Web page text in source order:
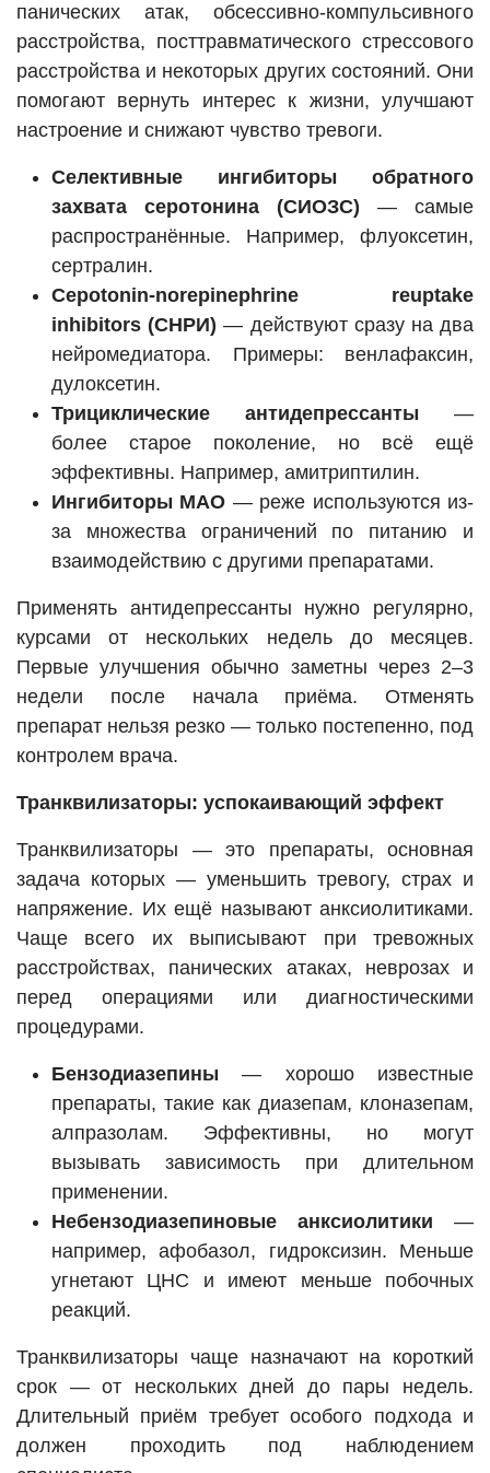
панических атак, обсессивно-компульсивного
расстройства, посттравматического стрессового
расстройства и некоторых других состояний. Они
помогают вернуть интерес к жизни, улучшают
настроение и снижают чувство тревоги.
Селективные ингибиторы обратного
захвата серотонина (СИОЗС) — самые
распространённые. Например, флуоксетин,
сертралин.
Серotonin-norepinephrine reuptake
inhibitors (СНРИ) — действуют сразу на два
нейромедиатора. Примеры: венлафаксин,
дулоксетин.
Трициклические антидепрессанты —
более старое поколение, но всё ещё
эффективны. Например, амитриптилин.
Ингибиторы МАО — реже используются из-
за множества ограничений по питанию и
взаимодействию с другими препаратами.
Применять антидепрессанты нужно регулярно,
курсами от нескольких недель до месяцев.
Первые улучшения обычно заметны через 2–3
недели после начала приёма. Отменять
препарат нельзя резко — только постепенно, под
контролем врача.
Транквилизаторы: успокаивающий эффект
Транквилизаторы — это препараты, основная
задача которых — уменьшить тревогу, страх и
напряжение. Их ещё называют анксиолитиками.
Чаще всего их выписывают при тревожных
расстройствах, панических атаках, неврозах и
перед операциями или диагностическими
процедурами.
Бензодиазепины — хорошо известные
препараты, такие как диазепам, клоназепам,
алпразолам. Эффективны, но могут
вызывать зависимость при длительном
применении.
Небензодиазепиновые анксиолитики —
например, афобазол, гидроксизин. Меньше
угнетают ЦНС и имеют меньше побочных
реакций.
Транквилизаторы чаще назначают на короткий
срок — от нескольких дней до пары недель.
Длительный приём требует особого подхода и
должен проходить под наблюдением